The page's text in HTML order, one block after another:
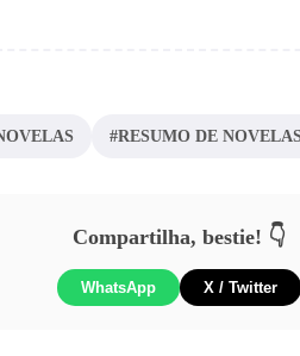
#RESUMO DE NOVELAS
Compartilha, bestie! 👇
WhatsApp X / Twitter